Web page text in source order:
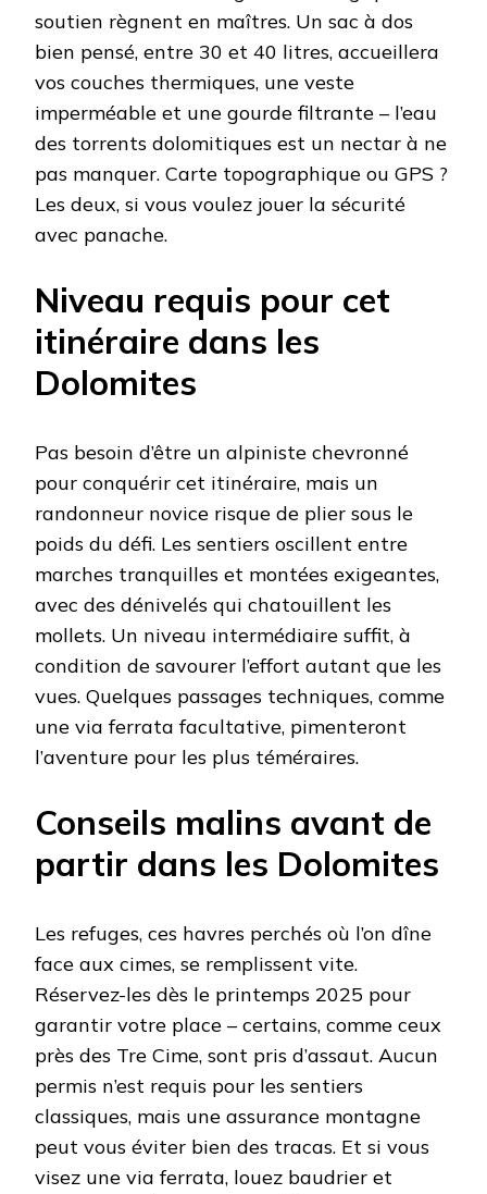
soutien règnent en maîtres. Un sac à dos
bien pensé, entre 30 et 40 litres, accueillera
vos couches thermiques, une veste
imperméable et une gourde filtrante – l’eau
des torrents dolomitiques est un nectar à ne
pas manquer. Carte topographique ou GPS ?
Les deux, si vous voulez jouer la sécurité
avec panache.
Niveau requis pour cet
itinéraire dans les
Dolomites
Pas besoin d’être un alpiniste chevronné
pour conquérir cet itinéraire, mais un
randonneur novice risque de plier sous le
poids du défi. Les sentiers oscillent entre
marches tranquilles et montées exigeantes,
avec des dénivelés qui chatouillent les
mollets. Un niveau intermédiaire suffit, à
condition de savourer l’effort autant que les
vues. Quelques passages techniques, comme
une via ferrata facultative, pimenteront
l’aventure pour les plus téméraires.
Conseils malins avant de
partir dans les Dolomites
Les refuges, ces havres perchés où l’on dîne
face aux cimes, se remplissent vite.
Réservez-les dès le printemps 2025 pour
garantir votre place – certains, comme ceux
près des Tre Cime, sont pris d’assaut. Aucun
permis n’est requis pour les sentiers
classiques, mais une assurance montagne
peut vous éviter bien des tracas. Et si vous
visez une via ferrata, louez baudrier et